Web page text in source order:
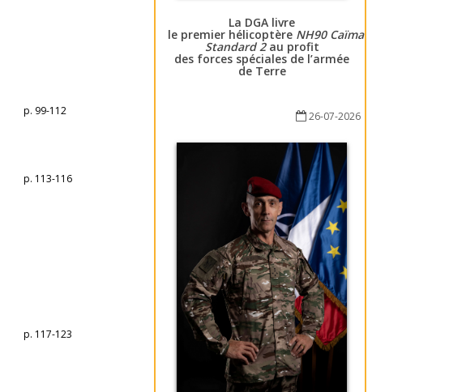
p. 99-112
p. 113-116
p. 117-123
La DGA livre
le premier hélicoptère NH90 Caïman
Standard 2au profit
des forces spéciales de l’armée
de Terre
26-07-2026